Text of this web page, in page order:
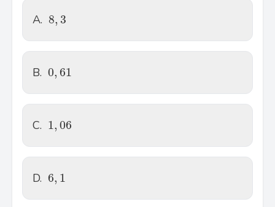
A. 8, 3
8 3
B. 0, 61
0 61
C. 1, 06
1 06
D. 6, 1
6 1